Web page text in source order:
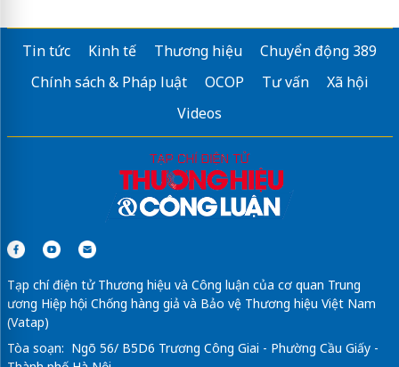
Tin tức Kinh tế Thương hiệu
Chuyển động 389
Chính sách & Pháp luật
OCOP Tư vấn
Xã hội
Videos
Tạp chí điện tử Thương hiệu và Công luận của cơ quan Trung
ương Hiệp hội Chống hàng giả và Bảo vệ Thương hiệu Việt Nam
(Vatap)
Tòa soạn: Ngõ 56/ B5D6 Trương Công Giai - Phường Cầu Giấy -